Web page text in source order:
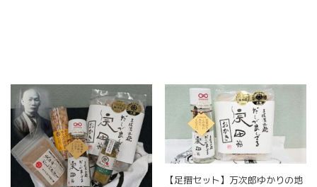
【足摺セット】万次郎ゆかりの地